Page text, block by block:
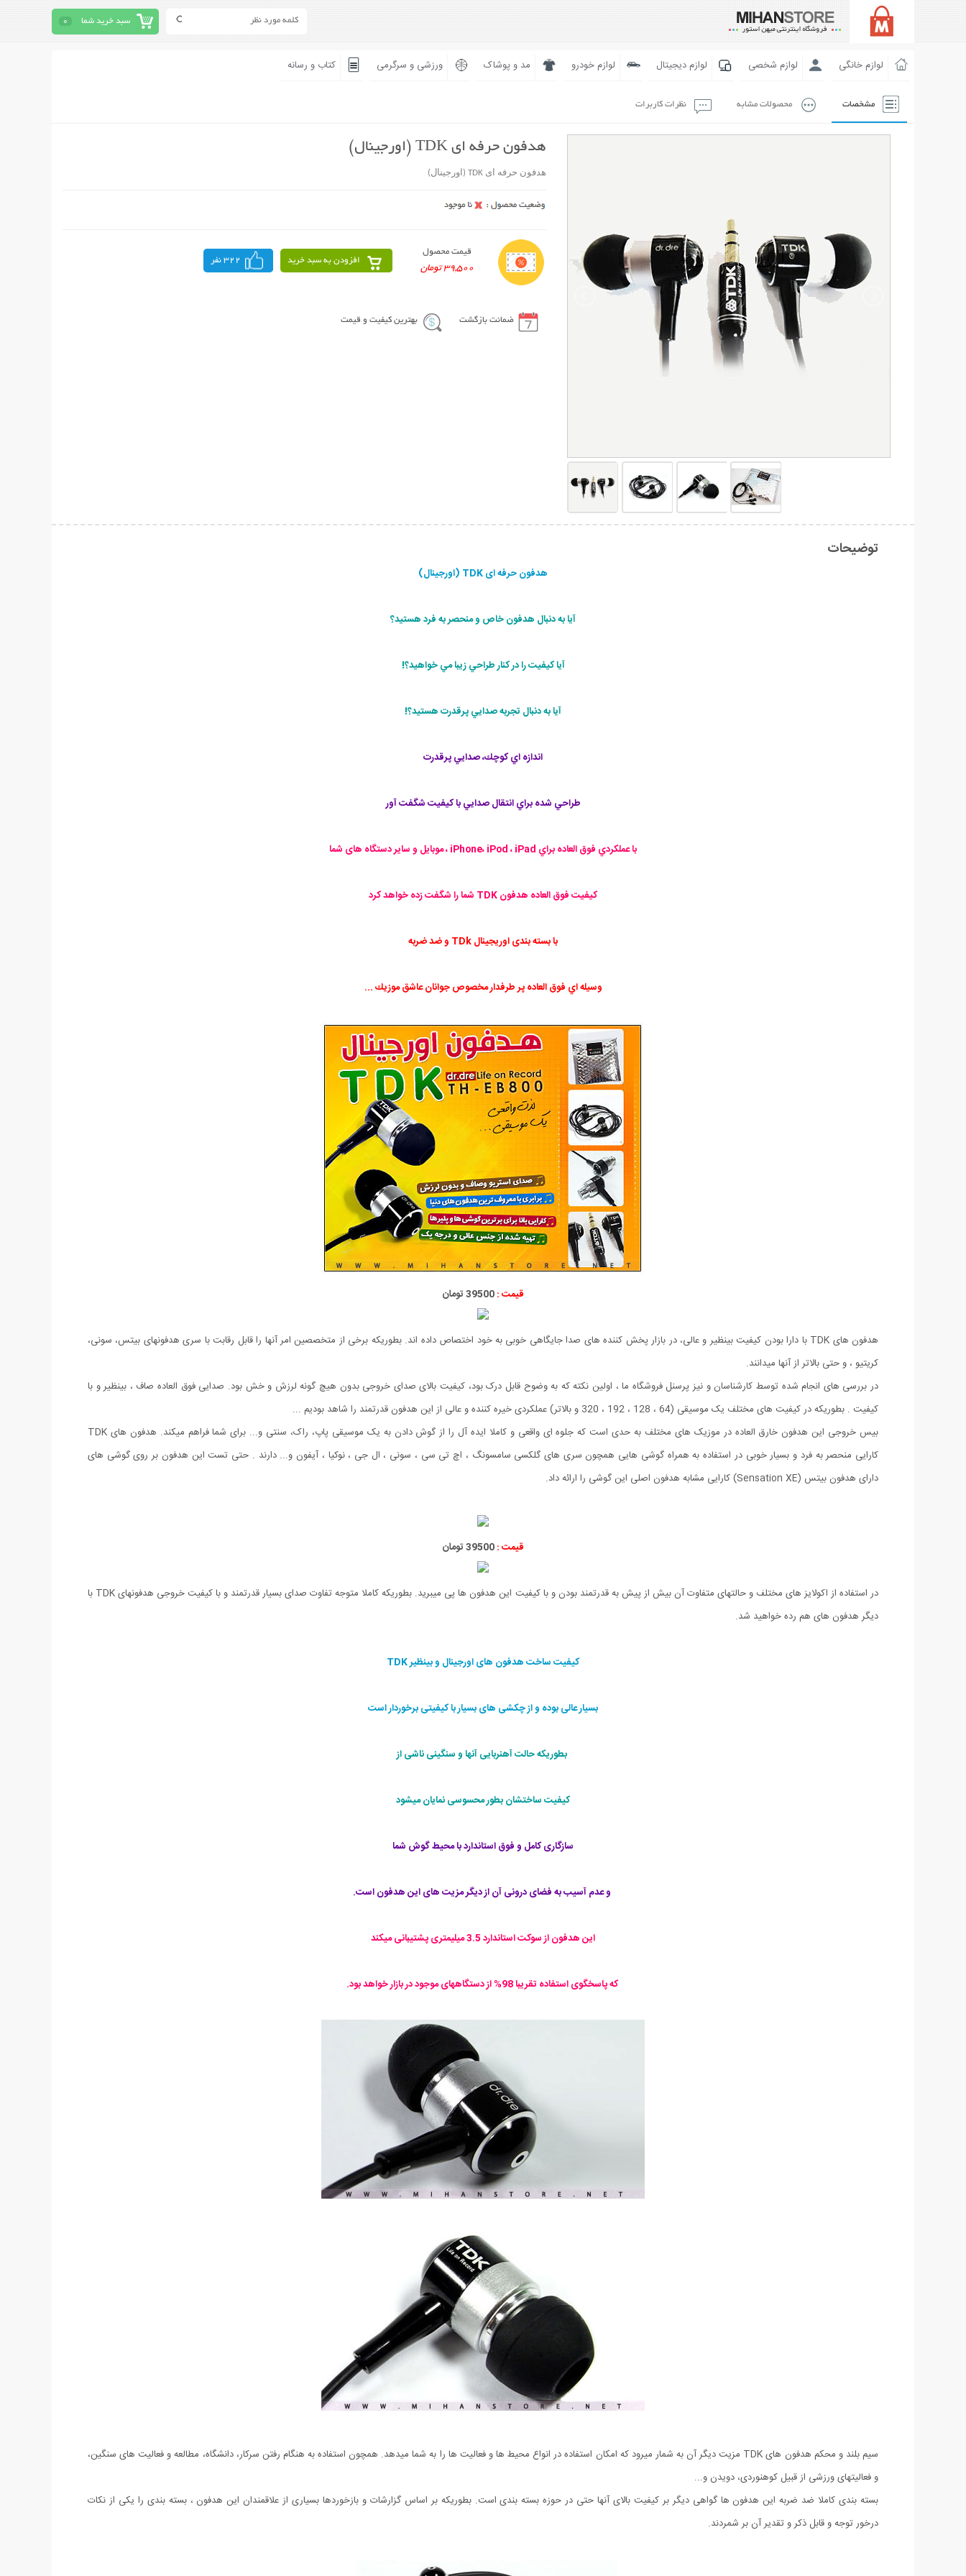
سبد خرید شما 0
لوازم خانگی لوازم شخصی لوازم دیجیتال لوازم خودرو مد و پوشاک ورزشی و سرگرمی کتاب و رسانه
مشخصات محصولات مشابه نظرات کاربرات
هدفون حرفه ای TDK (اورجینال)
هدفون حرفه ای TDK (اورجینال)
قیمت محصول
39,500 تومان
افزودن به سبد خرید 322 نفر
ضمانت بازگشت بهترین کیفیت و قیمت
توضیحات
هدفون حرفه ای TDK (اورجینال)
آيا به دنبال هدفون خاص و منحصر به فرد هستيد؟
آيا كيفيت را در كنار طراحي زيبا مي خواهيد؟!
آيا به دنبال تجربه صدايي پرقدرت هستيد؟!
اندازه اي كوچك، صدايي پرقدرت
طراحي شده براي انتقال صدايي با كيفيت شگفت آور
با عملكردي فوق العاده براي iPhone، iPod ، iPad ، موبایل و سایر دستگاه های شما
كيفيت فوق العاده هدفون TDK شما را شگفت زده خواهد كرد
با بسته بندی اوریجینال TDk و ضد ضربه
وسيله اي فوق العاده پر طرفدار مخصوص جوانان عاشق موزيك ...
قیمت :39500 تومان
هدفون های TDK با دارا بودن کیفیت بینظیر و عالی، در بازار پخش کننده های صدا جایگاهی خوبی به خود اختصاص داده اند. بطوریکه برخی از متخصصین امر آنها را قابل رقابت با سری هدفونهای بیتس، سونی،
کریتیو ، و حتی بالاتر از آنها میدانند.
در بررسی های انجام شده توسط کارشناسان و نیز پرسنل فروشگاه ما ، اولین نکته که به وضوح قابل درک بود، کیفیت بالای صدای خروجی بدون هیچ گونه لرزش و خش بود. صدایی فوق العاده صاف ، بینظیر و با
کیفیت . بطوریکه در کیفیت های مختلف یک موسیقی (64 ، 128 ، 192 ، 320 و بالاتر) عملکردی خیره کننده و عالی از این هدفون قدرتمند را شاهد بودیم ...
بیس خروجی این هدفون خارق العاده در موزیک های مختلف به حدی است که جلوه ای واقعی و کاملا ایده آل را از گوش دادن به یک موسیقی پاپ، راک، سنتی و... برای شما فراهم میکند. هدفون های TDK
کارایی منحصر به فرد و بسیار خوبی در استفاده به همراه گوشی هایی همچون سری های گلکسی سامسونگ ، اچ تی سی ، سونی ، ال جی ، نوکیا ، آیفون و... دارند . حتی تست این هدفون بر روی گوشی های
دارای هدفون بیتس (Sensation XE) کارایی مشابه هدفون اصلی این گوشی را ارائه داد.
قیمت :39500 تومان
در استفاده از اکولایز های مختلف و حالتهای متفاوت آن بیش از پیش به قدرتمند بودن و با کیفیت این هدفون ها پی میبرید. بطوریکه کاملا متوجه تفاوت صدای بسیار قدرتمند و با کیفیت خروجی هدفونهای TDK با
دیگر هدفون های هم رده خواهید شد.
کیفیت ساخت هدفون های اورجینال و بینظیر TDK
بسیار عالی بوده و از چکشی های بسیار با کیفیتی برخوردار است
بطوریکه حالت آهنربایی آنها و سنگینی ناشی از
کیفیت ساختشان بطور محسوسی نمایان میشود
سازگاری کامل و فوق استاندارد با محیط گوش شما
و عدم آسیب به فضای درونی آن از دیگر مزیت های این هدفون است.
این هدفون از سوکت استاندارد 3.5 میلیمتری پشتیبانی میکند
که پاسخگوی استفاده تقریبا 98% از دستگاههای موجود در بازار خواهد بود.
سیم بلند و محکم هدفون های TDK مزیت دیگر آن به شمار میرود که امکان استفاده در انواع محیط ها و فعالیت ها را به شما میدهد. همچون استفاده به هنگام رفتن سرکار، دانشگاه، مطالعه و فعالیت های سنگین،
و فعالیتهای ورزشی از قبیل کوهنوردی، دویدن و...
بسته بندی کاملا ضد ضربه این هدفون ها گواهی دیگر بر کیفیت بالای آنها حتی در حوزه بسته بندی است. بطوریکه بر اساس گزارشات و بازخوردها بسیاری از علاقمندان این هدفون ، بسته بندی را یکی از نکات
درخور توجه و قابل ذکر و تقدیر آن بر شمردند.